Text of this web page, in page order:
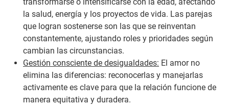
transformarse o intensificarse con la edad, afectando
la salud, energía y los proyectos de vida. Las parejas
que logran sostenerse son las que se reinventan
constantemente, ajustando roles y prioridades según
cambian las circunstancias.
Gestión consciente de desigualdades: El amor no
elimina las diferencias: reconocerlas y manejarlas
activamente es clave para que la relación funcione de
manera equitativa y duradera.